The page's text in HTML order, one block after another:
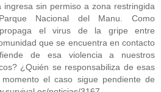
ingresa sin permiso a zona restringida
Nacional del Manu. Como
el virus de la gripe entre
que se encuentra en contacto
de esa violencia a nuestros
¿Quién se responsabiliza de esas
el caso sigue pendiente de